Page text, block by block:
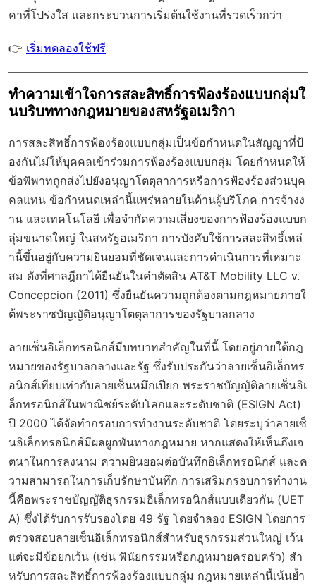
คาที่โปร่งใส และกระบวนการเริ่มต้นใช้งานที่รวดเร็วกว่า
👉 เริ่มทดลองใช้ฟรี
ทำความเข้าใจการสละสิทธิ์การฟ้องร้องแบบกลุ่มใ
นบริบททางกฎหมายของสหรัฐอเมริกา
การสละสิทธิ์การฟ้องร้องแบบกลุ่มเป็นข้อกำหนดในสัญญาที่ป้
องกันไม่ให้บุคคลเข้าร่วมการฟ้องร้องแบบกลุ่ม โดยกำหนดให้
ข้อพิพาทถูกส่งไปยังอนุญาโตตุลาการหรือการฟ้องร้องส่วนบุค
คลแทน ข้อกำหนดเหล่านี้แพร่หลายในด้านผู้บริโภค การจ้างง
าน และเทคโนโลยี เพื่อจำกัดความเสี่ยงของการฟ้องร้องแบบก
ลุ่มขนาดใหญ่ ในสหรัฐอเมริกา การบังคับใช้การสละสิทธิ์เหล่
านี้ขึ้นอยู่กับความยินยอมที่ชัดเจนและการดำเนินการที่เหมาะ
สม ดังที่ศาลฎีกาได้ยืนยันในคำตัดสิน AT&T Mobility LLC v.
Concepcion (2011) ซึ่งยืนยันความถูกต้องตามกฎหมายภายใ
ต้พระราชบัญญัติอนุญาโตตุลาการของรัฐบาลกลาง
ลายเซ็นอิเล็กทรอนิกส์มีบทบาทสำคัญในที่นี้ โดยอยู่ภายใต้กฎ
หมายของรัฐบาลกลางและรัฐ ซึ่งรับประกันว่าลายเซ็นอิเล็กทร
อนิกส์เทียบเท่ากับลายเซ็นหมึกเปียก พระราชบัญญัติลายเซ็นอิเ
ล็กทรอนิกส์ในพาณิชย์ระดับโลกและระดับชาติ (ESIGN Act)
ปี 2000 ได้จัดทำกรอบการทำงานระดับชาติ โดยระบุว่าลายเซ็
นอิเล็กทรอนิกส์มีผลผูกพันทางกฎหมาย หากแสดงให้เห็นถึงเจ
ตนาในการลงนาม ความยินยอมต่อบันทึกอิเล็กทรอนิกส์ และค
วามสามารถในการเก็บรักษาบันทึก การเสริมกรอบการทำงาน
นี้คือพระราชบัญญัติธุรกรรมอิเล็กทรอนิกส์แบบเดียวกัน (UET
A) ซึ่งได้รับการรับรองโดย 49 รัฐ โดยจำลอง ESIGN โดยการ
ตรวจสอบลายเซ็นอิเล็กทรอนิกส์สำหรับธุรกรรมส่วนใหญ่ เว้น
แต่จะมีข้อยกเว้น (เช่น พินัยกรรมหรือกฎหมายครอบครัว) สำ
หรับการสละสิทธิ์การฟ้องร้องแบบกลุ่ม กฎหมายเหล่านี้เน้นย้ำ